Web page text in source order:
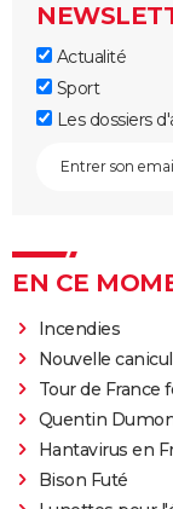
Actualité
Sport
Les dossiers
EN CE
Incendies
Nouvelle
Tour de France
Quentin
Hantavirus en
Bison Futé